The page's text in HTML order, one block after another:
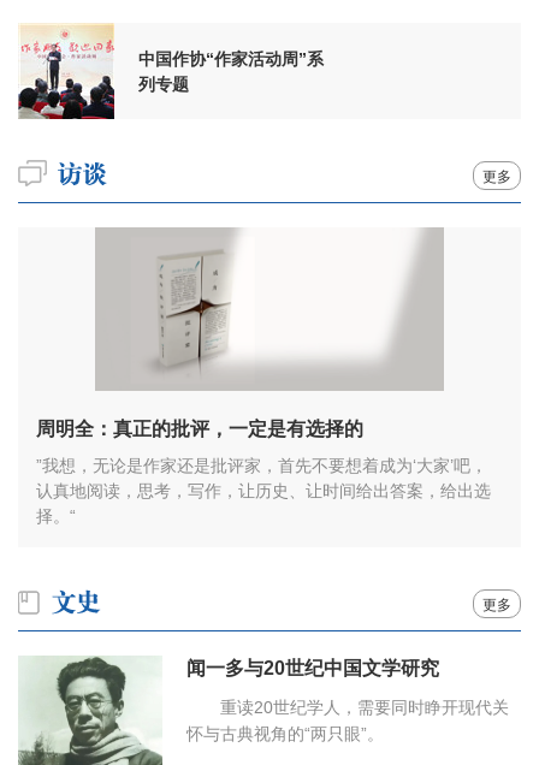
中国作协“作家活动周”系
列专题
更多
周明全：真正的批评，一定是有选择的
”我想，无论是作家还是批评家，首先不要想着成为‘大家’吧，
认真地阅读，思考，写作，让历史、让时间给出答案，给出选
择。“
更多
闻一多与20世纪中国文学研究
重读20世纪学人，需要同时睁开现代关
怀与古典视角的“两只眼”。